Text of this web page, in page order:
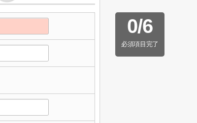
0/6
必須項目完了